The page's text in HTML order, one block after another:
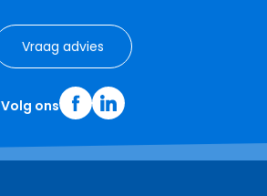
Vraag advies
Volg ons